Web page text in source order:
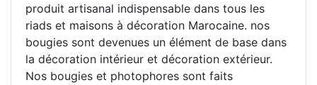
produit artisanal indispensable dans tous les
riads et maisons à décoration Marocaine. nos
bougies sont devenues un élément de base dans
la décoration intérieur et décoration extérieur.
Nos bougies et photophores sont faits